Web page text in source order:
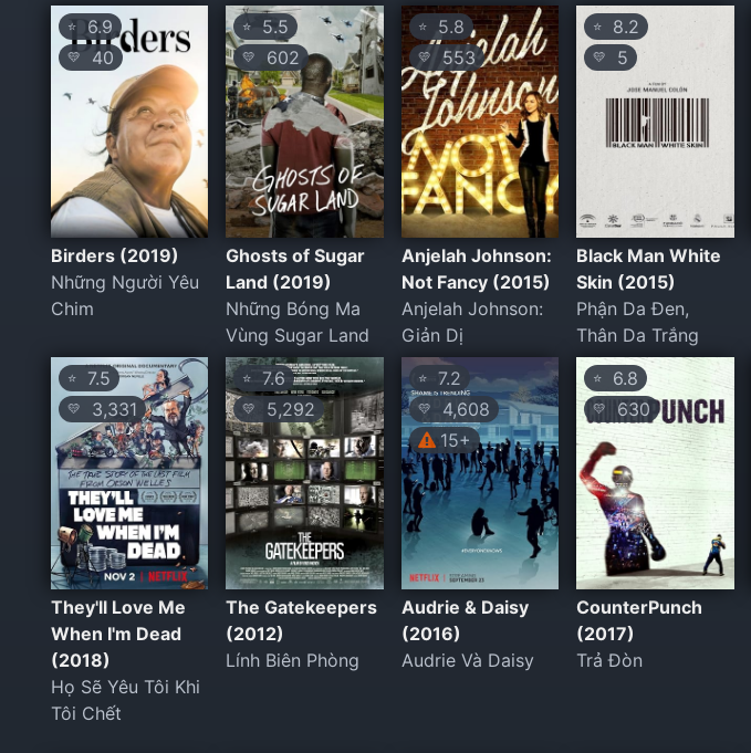
⭐ 6.9
💛 40
Birders (2019)
Những Người Yêu
Chim
⭐ 5.5
💛 602
Ghosts of Sugar
Land (2019)
Những Bóng Ma
Vùng Sugar Land
⭐5.8
💛 553
Anjelah Johnson:
Not Fancy (2015)
Anjelah Johnson:
Giản Dị
⭐ 8.2
💛 5
Black Man White
Skin (2015)
Phận Da Đen,
Thân Da Trắng
⭐ 7.5
💛 3,331
They'll Love Me
When I'm Dead
(2018)
Họ Sẽ Yêu Tôi Khi
Tôi Chết
⭐ 7.6
💛 5,292
The Gatekeepers
(2012)
Lính Biên Phòng
⭐7.2
💛
4,608
15+
Audrie & Daisy
(2016)
Audrie Và Daisy
⭐ 6.8
💛 630
CounterPunch
(2017)
Trả Đòn